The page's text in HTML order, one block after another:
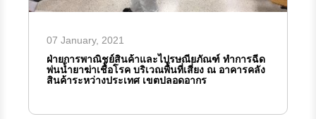
07 January, 2021
ฝ่ายการพาณิชย์สินค้าและไปรษณียภัณฑ์ ทำการฉีด
พ่นน้ำยาฆ่าเชื้อโรค บริเวณพื้นที่เสี่ยง ณ อาคารคลัง
สินค้าระหว่างประเทศ เขตปลอดอากร